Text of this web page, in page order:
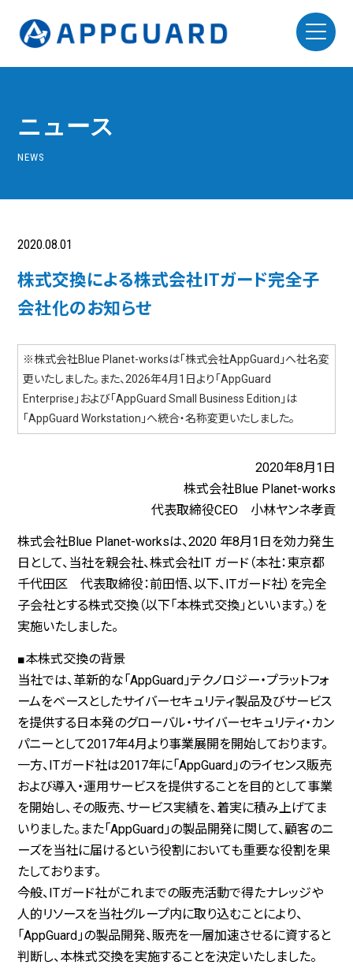
ニュース
NEWS
2020.08.01
株式交換による株式会社ITガード完全子
会社化のお知らせ
※株式会社Blue Planet-worksは「株式会社AppGuard」へ社名変
更いたしました。また、2026年4月1日より「AppGuard
Enterprise」および「AppGuard Small Business Edition」は
「AppGuard Workstation」へ統合・名称変更いたしました。
2020年8月1日
株式会社Blue Planet-works
代表取締役CEO 小林ヤンネ孝貢
株式会社Blue Planet-worksは、2020 年8月1日を効力発生
日として、当社を親会社、株式会社IT ガード（本社：東京都
千代田区 代表取締役：前田悟、以下、ITガード社）を完全
子会社とする株式交換（以下「本株式交換」といいます。）を
実施いたしました。
■本株式交換の背景
当社では、革新的な「AppGuard」テクノロジー・プラットフォ
ームをベースとしたサイバーセキュリティ製品及びサービス
を提供する日本発のグローバル・サイバーセキュリティ・カン
パニーとして2017年4月より事業展開を開始しております。
一方、ITガード社は2017年に「AppGuard」のライセンス販売
および導入・運用サービスを提供することを目的として事業
を開始し、その販売、サービス実績を、着実に積み上げてま
いりました。また「AppGuard」の製品開発に関して、顧客のニ
ーズを当社に届けるという役割においても重要な役割を果
たしております。
今般、ITガード社がこれまでの販売活動で得たナレッジや
人的リソースを当社グループ内に取り込むことにより、
「AppGuard」の製品開発、販売を一層加速させるに資すると
判断し、本株式交換を実施することを決定いたしました。